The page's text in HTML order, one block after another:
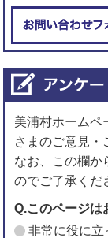
美浦村ホームペ
さまのご意見・
なお、この欄か
のでご了承くだ
Q.このページは
非常に役に立